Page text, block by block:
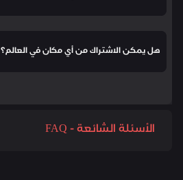
هل يمكن الاشتراك من أي مكان في العالم؟
الأسئلة الشائعة - FAQ